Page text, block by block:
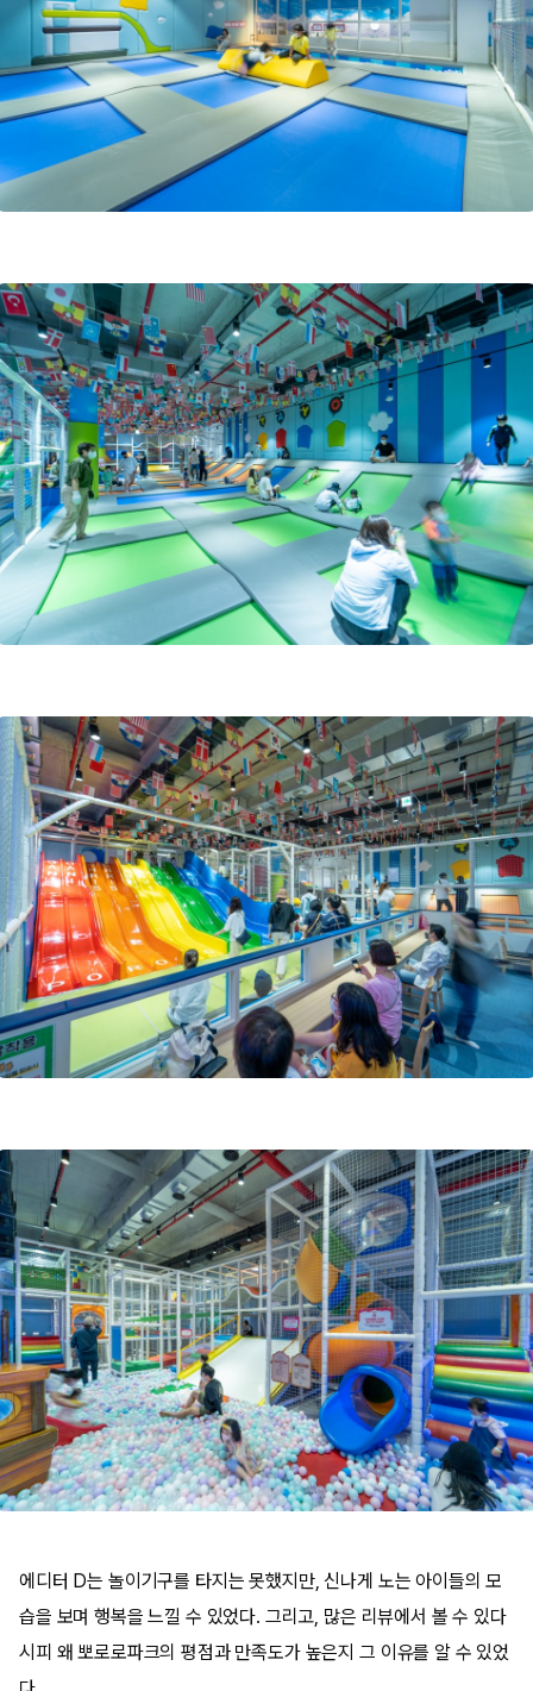
에디터 D는 놀이기구를 타지는 못했지만, 신나게 노는 아이들의 모
습을 보며 행복을 느낄 수 있었다. 그리고, 많은 리뷰에서 볼 수 있다
시피 왜 뽀로로파크의 평점과 만족도가 높은지 그 이유를 알 수 있었